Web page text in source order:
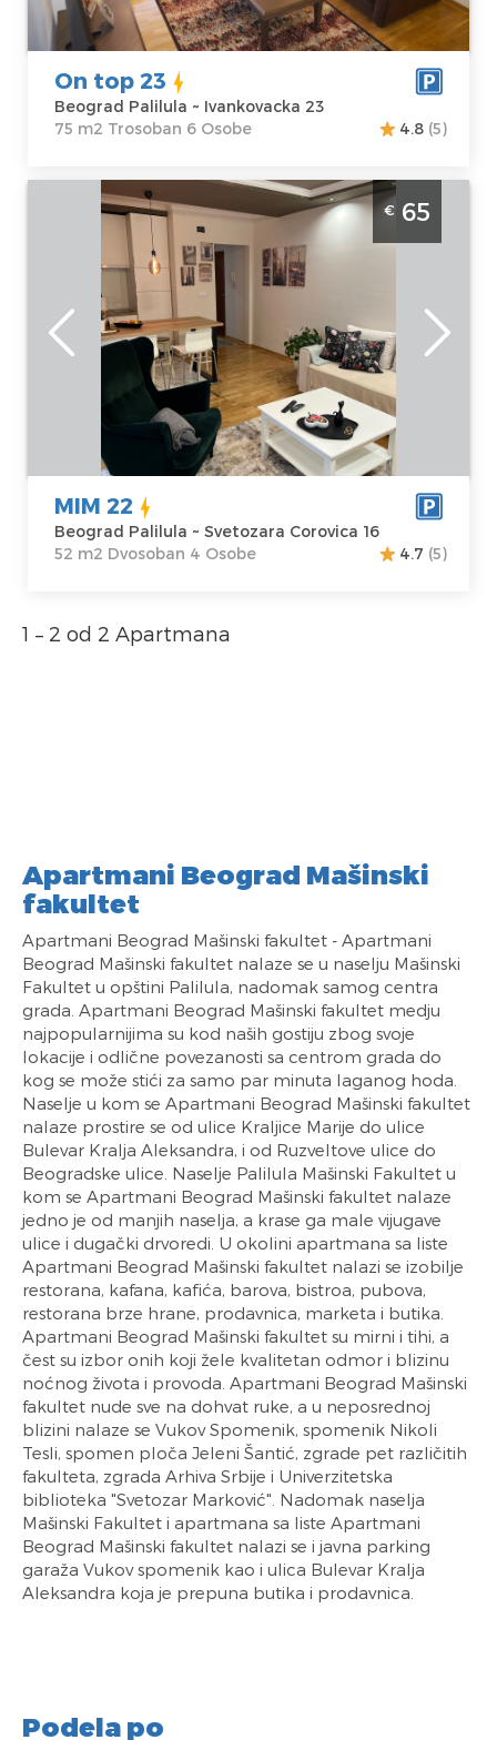
Ivankovacka 23
Cena80 €
Struktura :
Trosoban
On top 23
Beograd Palilula ~ Ivankovacka 23
75 m2 Trosoban 6 Osobe
4.8 (5)
Dvosoban Apartman MIM 22 Beograd
Palilula lepo uredjen apartman nedalko od
Tašmajdana
Beograd
Lokacija:
Beograd Palilula
65 €
Gosti:
Kvadratura :52
m2
Struktura :
Dvosoban
€ 65
MIM 22
Beograd Palilula ~ Svetozara Corovica 16
52 m2 Dvosoban 4 Osobe
4.7 (5)
1 – 2 od 2 Apartmana
Apartmani Beograd Mašinski
fakultet
Apartmani Beograd Mašinski fakultet - Apartmani
Beograd Mašinski fakultet nalaze se u naselju Mašinski
Fakultet u opštini Palilula, nadomak samog centra
grada. Apartmani Beograd Mašinski fakultet medju
najpopularnijima su kod naših gostiju zbog svoje
lokacije i odlične povezanosti sa centrom grada do
kog se može stići za samo par minuta laganog hoda.
Naselje u kom se Apartmani Beograd Mašinski fakultet
nalaze prostire se od ulice Kraljice Marije do ulice
Bulevar Kralja Aleksandra, i od Ruzveltove ulice do
Beogradske ulice. Naselje Palilula Mašinski Fakultet u
kom se Apartmani Beograd Mašinski fakultet nalaze
jedno je od manjih naselja, a krase ga male vijugave
ulice i dugački drvoredi. U okolini apartmana sa liste
Apartmani Beograd Mašinski fakultet nalazi se izobilje
restorana, kafana, kafića, barova, bistroa, pubova,
restorana brze hrane, prodavnica, marketa i butika.
Apartmani Beograd Mašinski fakultet su mirni i tihi, a
čest su izbor onih koji žele kvalitetan odmor i blizinu
noćnog života i provoda. Apartmani Beograd Mašinski
fakultet nude sve na dohvat ruke, a u neposrednoj
blizini nalaze se Vukov Spomenik, spomenik Nikoli
Tesli, spomen ploča Jeleni Šantić, zgrade pet različitih
fakulteta, zgrada Arhiva Srbije i Univerzitetska
biblioteka "Svetozar Marković". Nadomak naselja
Mašinski Fakultet i apartmana sa liste Apartmani
Beograd Mašinski fakultet nalazi se i javna parking
garaža Vukov spomenik kao i ulica Bulevar Kralja
Aleksandra koja je prepuna butika i prodavnica.
Podela po